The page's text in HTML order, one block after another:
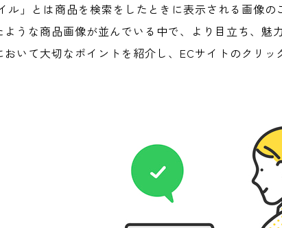
ル」とは商品を検索をしたときに表示される画像の
うな商品画像が並んでいる中で、より目立ち、
いて大切なポイントを紹介し、ECサイトのクリ